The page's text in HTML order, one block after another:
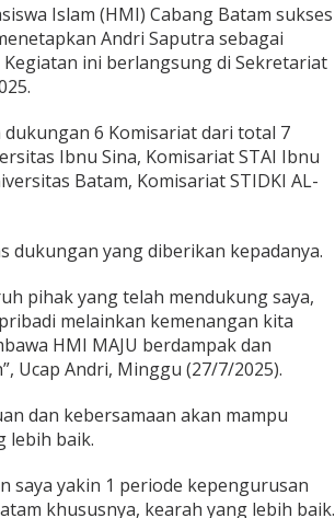
Islam (HMI) Cabang Batam sukses
Andri Saputra sebagai
ini berlangsung di Sekretariat
6 Komisariat dari total 7
Ibnu Sina, Komisariat STAI Ibnu
Batam, Komisariat STIDKI AL-
dukungan yang diberikan kepadanya.
pihak yang telah mendukung saya,
melainkan kemenangan kita
HMI MAJU berdampak dan
Ucap Andri, Minggu (27/7/2025).
dan kebersamaan akan mampu
lebih baik.
saya yakin 1 periode kepengurusan
khususnya, kearah yang lebih baik.